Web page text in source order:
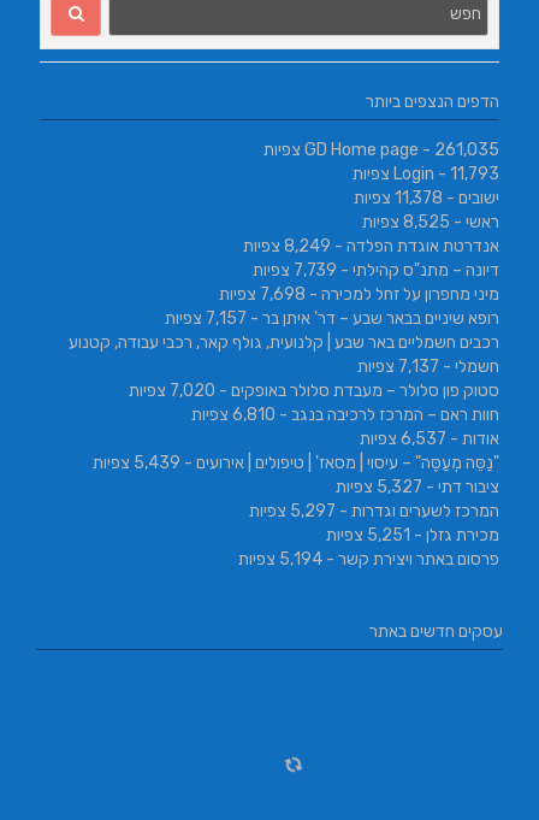
הדפים הנצפים ביותר
GD Home page - 261,035 צפיות
Login - 11,793 צפיות
ישובים - 11,378 צפיות
ראשי - 8,525 צפיות
אנדרטת אוגדת הפלדה - 8,249 צפיות
דיונה – מתנ"ס קהילתי - 7,739 צפיות
מיני מחפרון על זחל למכירה - 7,698 צפיות
רופא שיניים בבאר שבע – דר' איתן בר - 7,157 צפיות
רכבים חשמליים באר שבע | קלנועית, גולף קאר, רכבי עבודה, קטנוע
חשמלי - 7,137 צפיות
סטוק פון סלולר – מעבדת סלולר באופקים - 7,020 צפיות
חוות ראם – המרכז לרכיבה בנגב - 6,810 צפיות
אודות - 6,537 צפיות
"נַסֵּה מְעַסֶּה" – עיסוי | מסאז' | טיפולים | אירועים - 5,439 צפיות
ציבור דתי - 5,327 צפיות
המרכז לשערים וגדרות - 5,297 צפיות
מכירת גזלן - 5,251 צפיות
פרסום באתר ויצירת קשר - 5,194 צפיות
עסקים חדשים באתר